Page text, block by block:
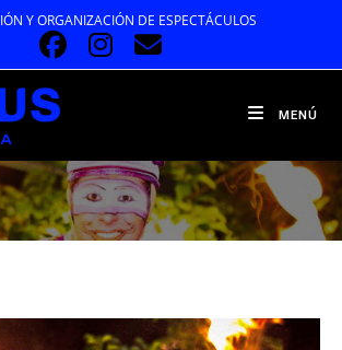
Y ORGANIZACIÓN DE ESPECTÁCULOS
MENÚ